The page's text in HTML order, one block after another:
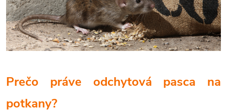
Prečo práve odchytová pasca na
potkany?